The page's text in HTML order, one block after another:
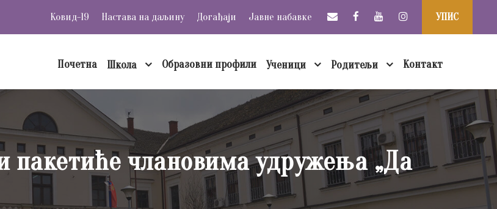
Ковид-19 Настава на даљину Догађаји Јавне набавке УПИС
Почетна Школа Образовни профили Ученици Родитељи Контакт
пакетиће члановима удружења „Да